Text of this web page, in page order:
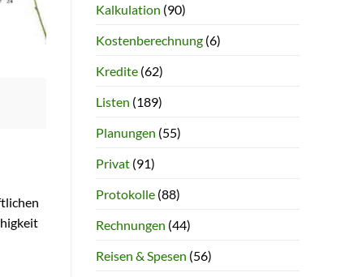
Kalkulation (90)
Kostenberechnung(6)
Kredite(62)
Listen (189)
Planungen (55)
Privat(91)
Protokolle(88)
Rechnungen (44)
Reisen & Spesen (56)